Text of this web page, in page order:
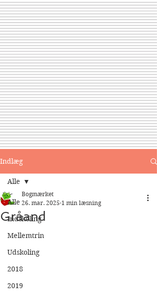
Indlæg
Alle
Indskoling
Mellemtrin
Udskoling
2018
2019
Alle
Gråand
Bogmærket
26. mar. 2025 1 min læsning